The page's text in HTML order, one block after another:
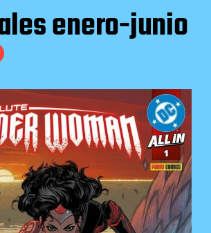
enero-junio